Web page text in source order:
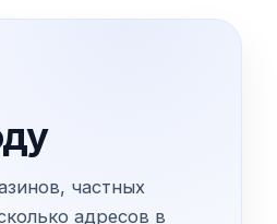
частных
адресов в